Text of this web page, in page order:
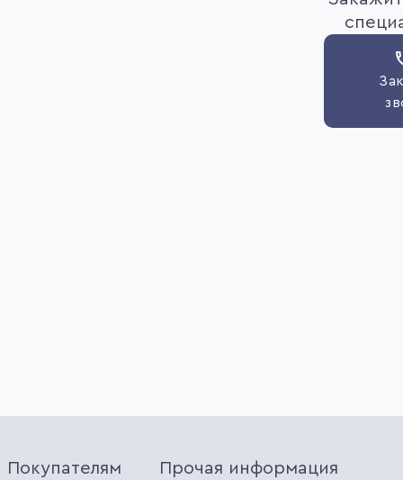
Покупателям Прочая информация